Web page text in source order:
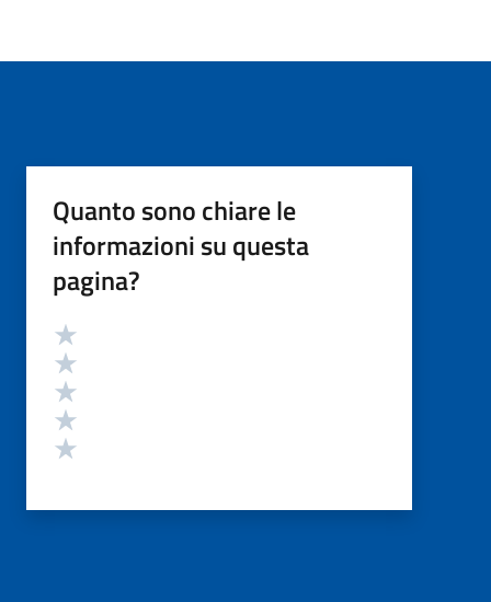
Quanto sono chiare le
informazioni su questa
pagina?
Valutazione